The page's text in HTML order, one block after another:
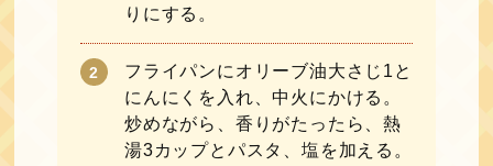
りにする。
フライパンにオリーブ油大さじ1と
にんにくを入れ、中火にかける。
炒めながら、香りがたったら、熱
湯3カップとパスタ、塩を加える。